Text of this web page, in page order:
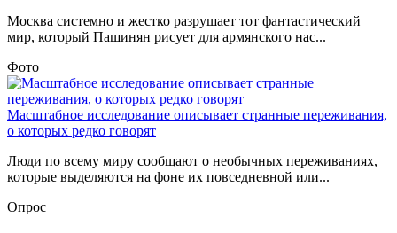
Москва системно и жестко разрушает тот фантастический
мир, который Пашинян рисует для армянского нас...
Фото
Масштабное исследование описывает странные переживания,
о которых редко говорят
Люди по всему миру сообщают о необычных переживаниях,
которые выделяются на фоне их повседневной или...
Опрос